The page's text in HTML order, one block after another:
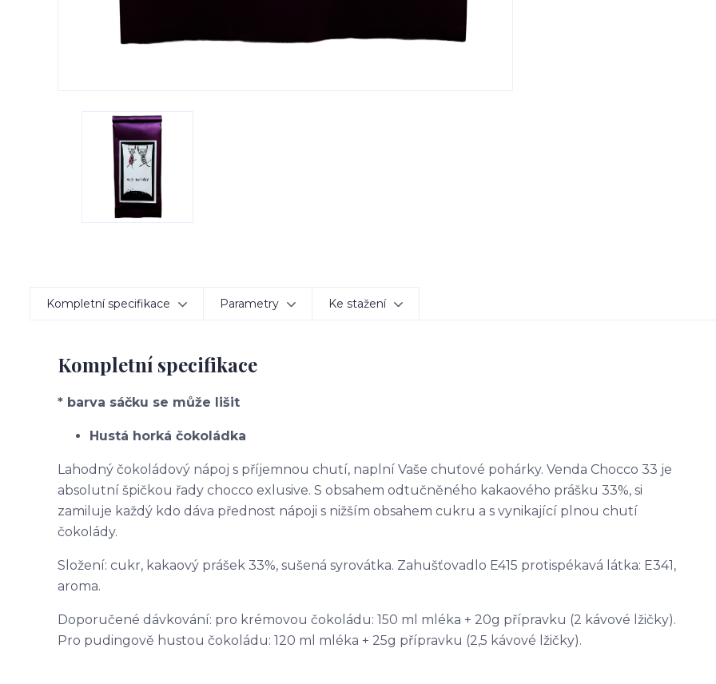
Kompletní specifikace Parametry Ke stažení
Kompletní specifikace
* barva sáčku se může lišit
Hustá horká čokoládka
Lahodný čokoládový nápoj s příjemnou chutí, naplní Vaše chuťové pohárky. Venda Chocco 33 je
absolutní špičkou řady chocco exlusive. S obsahem odtučněného kakaového prášku 33%, si
zamiluje každý kdo dáva přednost nápoji s nižším obsahem cukru a s vynikající plnou chutí
čokolády.
Složení: cukr, kakaový prášek 33%, sušená syrovátka. Zahušťovadlo E415 protispékavá látka: E341,
aroma.
Doporučené dávkování: pro krémovou čokoládu: 150 ml mléka + 20g přípravku (2 kávové lžičky).
Pro pudingově hustou čokoládu: 120 ml mléka + 25g přípravku (2,5 kávové lžičky).